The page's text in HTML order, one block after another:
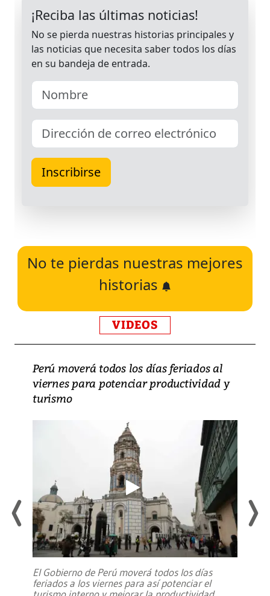
No te pierdas nuestras mejores
historias
VIDEOS
Perú moverá todos los días feriados al
viernes para potenciar productividad y
turismo
El Gobierno de Perú moverá todos los días
feriados a los viernes para así potenciar el